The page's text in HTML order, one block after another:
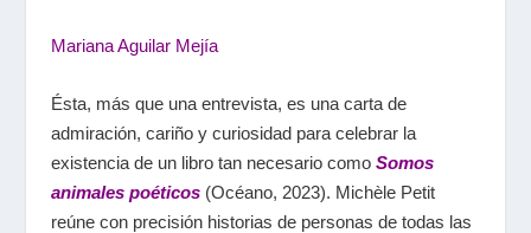
Mariana Aguilar Mejía
Ésta, más que una entrevista, es una carta de
admiración, cariño y curiosidad para celebrar la
existencia de un libro tan necesario como Somos
animales poéticos(Océano, 2023). Michèle Petit
reúne con precisión historias de personas de todas las